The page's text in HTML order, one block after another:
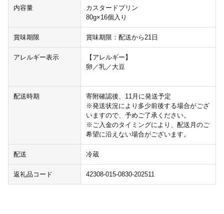
内容量
カスタードプリン
80g×16個入り
賞味期限 賞味期限：配送から21日
アレルギー表示
【アレルギー】
卵／乳／大豆
配送時期
寄附確認後、11月に発送予定
※発送状況により多少前後する場合がござ
いますので、予めご了承ください。
※ご入金のタイミングにより、配送月のご
希望に沿えない場合がございます。
配送 冷蔵
返礼品コード 42308-015-0830-202511